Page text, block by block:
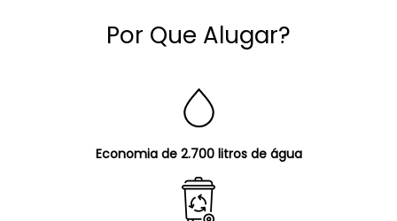
Por Que Alugar?
Economia de 2.700 litros de água